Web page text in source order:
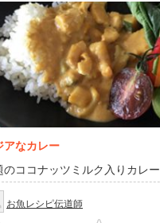
アなカレー
のココナッツミルク入りカレー
お魚レシピ伝道師